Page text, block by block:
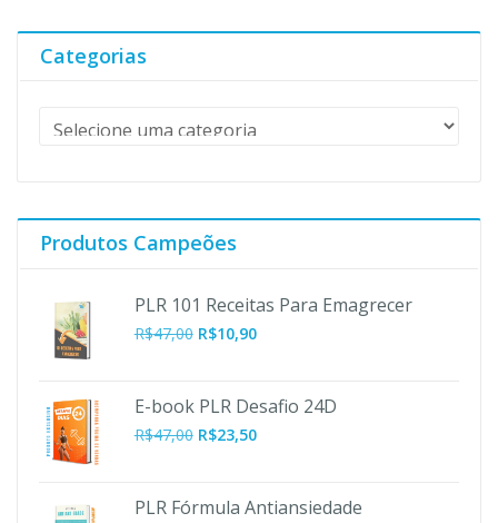
R$197,00.R$47,00.
Categorias
Produtos Campeões
PLR 101 Receitas Para Emagrecer
R$47,00 O
era:
R$47,00.
R$10,90O
é:
R$10,90.
E-book PLR Desafio 24D
R$47,00 R$23,50
PLR Fórmula Antiansiedade